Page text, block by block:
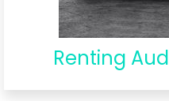
Renting